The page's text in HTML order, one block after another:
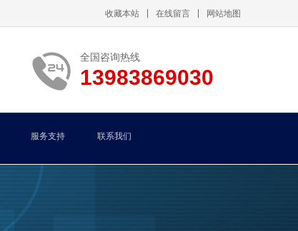
收藏本站 在线留言 网站地图
全国咨询热线
13983869030
服务支持 联系我们